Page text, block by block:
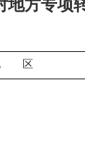
地方专项
区